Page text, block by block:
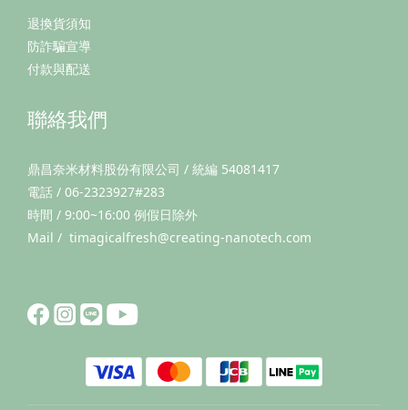
用來建立熟悉感與安全界線。下巴靠靠，代表貓咪的信任與放
鬆在動物行為學中，
是
退換貨須知
防詐騙宣導
付款與配送
聯絡我們
鼎昌奈米材料股份有限公司 / 統編 54081417
電話 / 06-2323927#283
時間 / 9:00~16:00 例假日除外
Mail / timagicalfresh@creating-nanotech.com